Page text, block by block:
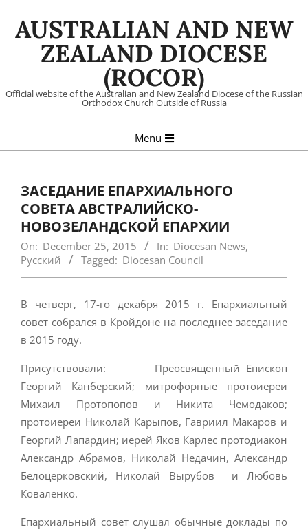
AUSTRALIAN AND NEW
ZEALAND DIOCESE
(ROCOR)
Official website of the Australian and New Zealand Diocese of the Russian
Orthodox Church Outside of Russia
Navigation
Menu
ЗАСЕДАНИЕ ЕПАРХИАЛЬНОГО
СОВЕТА АВСТРАЛИЙСКО-
НОВОЗЕЛАНДСКОЙ ЕПАРХИИ
On: December 25, 2015 In: Diocesan News,
Русский
Tagged: Diocesan Council
В четверг, 17-го декабря 2015 г. Епархиальный
совет собрался в Кройдоне на последнее заседание
в 2015 году.
Присутствовали: Преосвященный Епископ
Георгий Канберский; митрофорные протоиереи
Михаил Протопопов и Никита Чемодаков;
протоиереи Николай Карыпов, Гавриил Макаров и
Георгий Лапардин; иерей Яков Карлес протодиакон
Александр Абрамов, Николай Недачин, Александр
Белоцерковский, Николай Вырубов и Любовь
Коваленко.
Епархиальный совет слушал обычные доклады по